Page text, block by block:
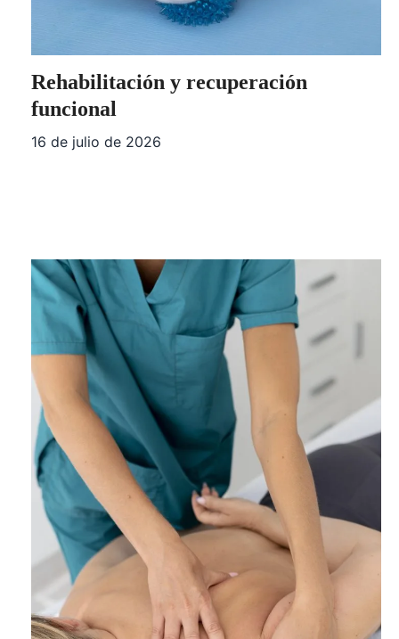
Rehabilitación y recuperación
funcional
16 de julio de 2026